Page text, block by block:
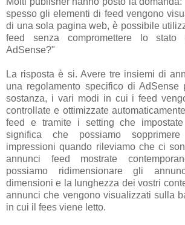
spesso gli elementi di feed vengono
di una sola pagina web, è possibile
feed senza compromettere lo
AdSense?"
La risposta è si. Avere tre insiemi di
una regolamento specifico di AdSense
sostanza, i vari modi in cui i feed
controllate e ottimizzate
feed e tramite i setting che impostate
significa che possiamo sopprimere
impressioni quando rileviamo che ci
annunci feed mostrate
possiamo ridimensionare gli
dimensioni e la lunghezza dei vostri
annunci che vengono visualizzati sulla
in cui il fees viene letto.